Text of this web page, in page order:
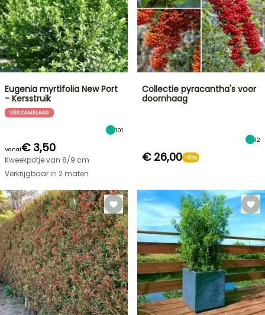
Eugenia myrtifolia New Port
- Kersstruik
VERZAMELAAR
101
Vanaf€ 3,50
Kweekpotje van 8/9 cm
Verkrijgbaar in 2 maten
Collectie pyracantha's voor
doornhaag
12
€ 26,00 -31%